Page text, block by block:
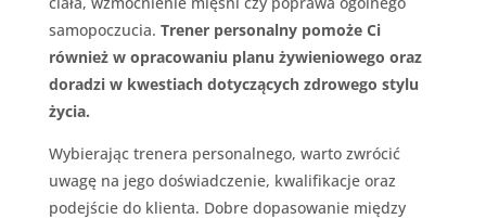
samopoczucia. Trener personalny pomoże Ci
również w opracowaniu planu żywieniowego oraz
doradzi w kwestiach dotyczących zdrowego stylu
życia.
Wybierając trenera personalnego, warto zwrócić
uwagę na jego doświadczenie, kwalifikacje oraz
podejście do klienta. Dobre dopasowanie między